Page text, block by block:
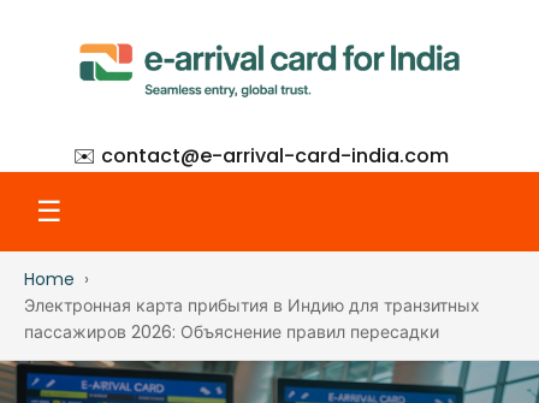
✉️ contact@e-arrival-card-india.com
☰
Home
What Is eAC
Home
Электронная карта прибытия в Индию для транзитных
пассажиров 2026: Объяснение правил пересадки